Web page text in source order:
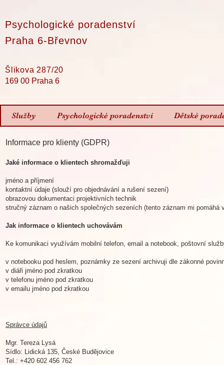
Psychologické poradenství
Praha 6-Břevnov
Šlikova 287/20
169 00 Praha 6
Služby Psychologické poradenství Dětské
Informace pro klienty (GDPR)
Jaké informace o klientech shromažďuji
jméno a příjmení
kontaktní údaje (slouží pro objednávání a rušení sezení)
obrazovou dokumentaci projektivních technik
stručný záznam o našich společných sezeních (tento záznam mi
Jak informace o klientech uchovávám
Ke komunikaci využívám mobilní telefon, email a notebook, poštovní
v notebooku pod heslem, poznámky ze sezení archivuji dle zákonné
v diáři jméno pod zkratkou
v telefonu jméno pod zkratkou
v emailu jméno pod zkratkou
Správce údajů
Mgr. Tereza Lysá
Sídlo: Lidická 135, České Budějovice
Tel.: +420 602 456 762